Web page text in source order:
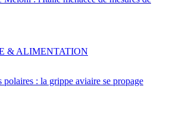
polaires : la grippe aviaire se propage
& ALIMENTATION